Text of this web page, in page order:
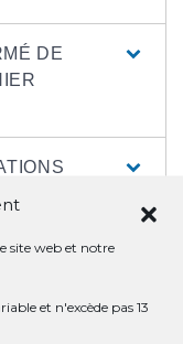
site web et notre
et n'excède pas 13
DE